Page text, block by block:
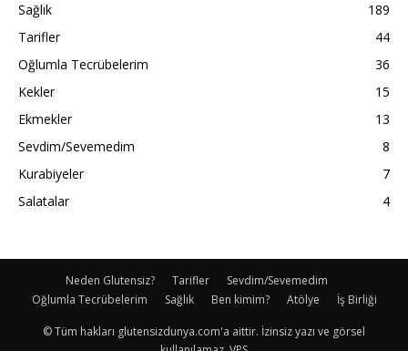
Sağlık
189
Tarifler
44
Oğlumla Tecrübelerim
36
Kekler
15
Ekmekler
13
Sevdim/Sevemedim
8
Kurabiyeler
7
Salatalar
4
Neden Glutensiz? Tarifler
Sevdim/Sevemedim
Oğlumla Tecrübelerim
Sağlık Ben kimim? Atölye İş Birliği
© Tüm hakları glutensizdunya.com'a aittir. İzinsiz yazı ve görsel